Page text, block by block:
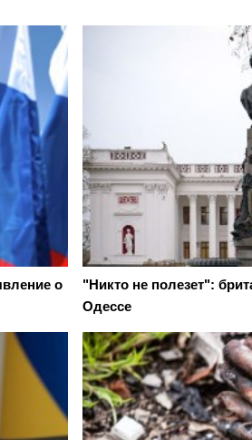
о
"Никто не полезет":
Одессе